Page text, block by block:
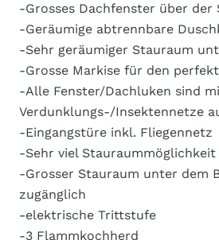
-Grosses Dachfenster über der
-Geräumige abtrennbare
-Sehr geräumiger Stauraum
-Grosse Markise für den
-Alle Fenster/Dachluken sind
Verdunklungs-/Insektennetze
-Eingangstüre inkl. Fliegennetz
-Sehr viel Stauraummöglichkeit
-Grosser Stauraum unter dem
zugänglich
-elektrische Trittstufe
-3 Flammkochherd